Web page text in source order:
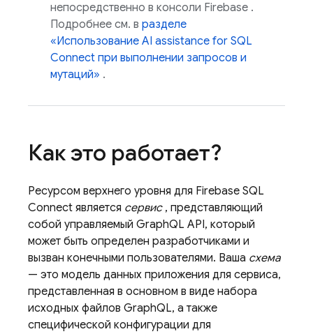
непосредственно в консоли Firebase .
Подробнее см. в разделе
«Использование AI assistance for SQL
Connect при выполнении запросов и
мутаций» .
Как это работает?
Ресурсом верхнего уровня для Firebase SQL
Connect является сервис, представляющий
собой управляемый GraphQL API, который
может быть определен разработчиками и
вызван конечными пользователями. Ваша схема
— это модель данных приложения для сервиса,
представленная в основном в виде набора
исходных файлов GraphQL, а также
специфической конфигурации для